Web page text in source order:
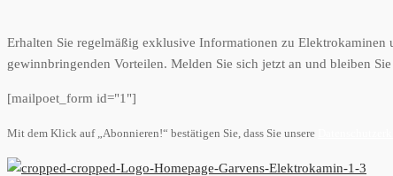
Erhalten Sie regelmäßig exklusive Informationen zu
gewinnbringenden Vorteilen. Melden Sie sich jetzt an und bleiben
[mailpoet_form id="1"]
Mit dem Klick auf „Abonnieren!“ bestätigen Sie, dass Sie unsere